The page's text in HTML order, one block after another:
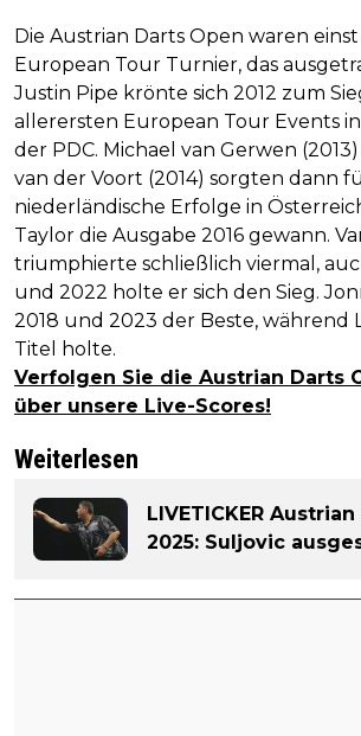
Die Austrian Darts Open waren
European Tour Turnier, das
Justin Pipe krönte sich 2012 zum
allerersten European Tour Events
der PDC. Michael van Gerwen
van der Voort (2014) sorgten dann
niederländische Erfolge in
Taylor die Ausgabe 2016 gewann.
triumphierte schließlich viermal,
und 2022 holte er sich den Sieg.
2018 und 2023 der Beste, während
Titel holte.
Verfolgen Sie die Austrian Darts
über unsere Live-Scores!
Weiterlesen
LIVETICKER
2025: Suljovic